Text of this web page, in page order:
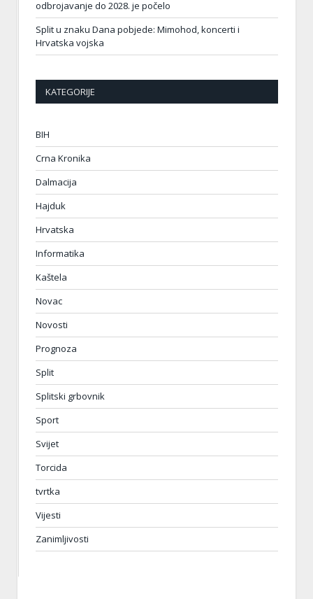
odbrojavanje do 2028. je počelo
Split u znaku Dana pobjede: Mimohod, koncerti i
Hrvatska vojska
KATEGORIJE
BIH
Crna Kronika
Dalmacija
Hajduk
Hrvatska
Informatika
Kaštela
Novac
Novosti
Prognoza
Split
Splitski grbovnik
Sport
Svijet
Torcida
tvrtka
Vijesti
Zanimljivosti